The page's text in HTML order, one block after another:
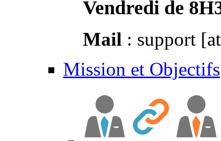
Vendredi de
Mail : support
Mission et Objectifs